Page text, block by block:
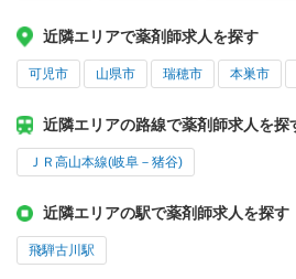
近隣エリアで薬剤師求人を探す
可児市 山県市 瑞穂市 本巣市
近隣エリアの路線で薬剤師求人を探
ＪＲ高山本線(岐阜－猪谷)
近隣エリアの駅で薬剤師求人を探す
飛騨古川駅